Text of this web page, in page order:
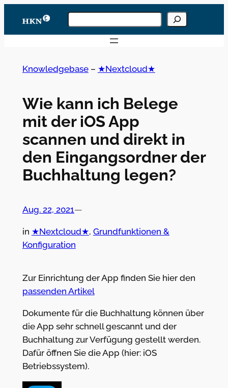
Inhalt
springen
Knowledgebase
durchsuchen
Knowledgebase– ★Nextcloud★
Wie kann ich Belege
mit der iOS App
scannen und direkt in
den Eingangsordner der
Buchhaltung legen?
Aug. 22, 2021—
in ★Nextcloud★, Grundfunktionen &
Konfiguration
Zur Einrichtung der App finden Sie hier den
passenden Artikel
Dokumente für die Buchhaltung können über
die App sehr schnell gescannt und der
Buchhaltung zur Verfügung gestellt werden.
Dafür öffnen Sie die App (hier: iOS
Betriebssystem).